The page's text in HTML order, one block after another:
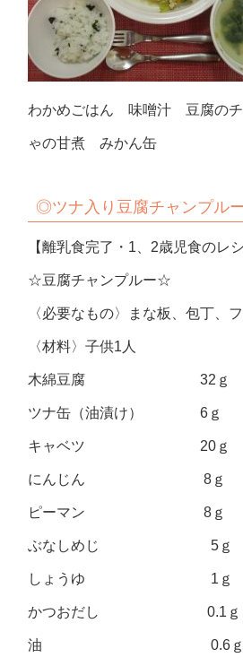
わかめごはん 味噌汁 豆腐の
ゃの甘煮 みかん缶
◎ツナ入り 豆腐チャンプル
【離乳食完了・1、2歳児食のレシ
☆豆腐チャンプルー☆
〈必要なもの〉まな板、包丁、
〈材料〉子供1人
木綿豆腐 32ｇ
ツナ缶（油漬け） 6ｇ
キャベツ 20ｇ
にんじん 8ｇ
ピーマン 8ｇ
ぶなしめじ 5ｇ
しょうゆ 1ｇ
かつおだし 0.1ｇ
油 0.6ｇ